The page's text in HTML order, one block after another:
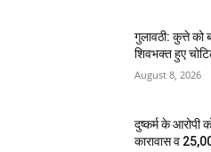
गुलावठी: कुत्ते को
शिवभक्त हुए
August 8, 2026
दुष्कर्म के आरोपी
कारावास व